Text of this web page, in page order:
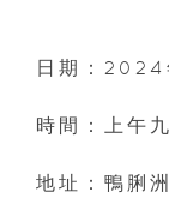
日期：2024
時間：上午
地址：鴨脷